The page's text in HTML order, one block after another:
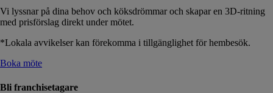
Vi lyssnar på dina behov och köksdrömmar och skapar en 3D-ritning
med prisförslag direkt under mötet.
*Lokala avvikelser kan förekomma i tillgänglighet för hembesök.
Boka möte
Bli franchisetagare